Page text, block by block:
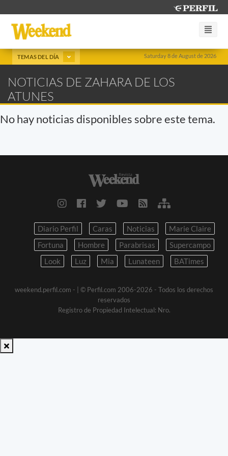
Saturday 8 de August de 2026
TEMAS DEL DÍA
NOTICIAS DE ZAHARA DE LOS
ATUNES
No hay noticias disponibles sobre este tema.
Diario Perfil Caras Noticias
Marie Claire
Fortuna
Hombre Parabrisas
Supercampo
Look
Luz Mia Lunateen BATimes
weekend.perfil.com -
| © Perfil.com 2006-2026 - Todos los derechos
reservados
Registro de Propiedad Intelectual: Nro.